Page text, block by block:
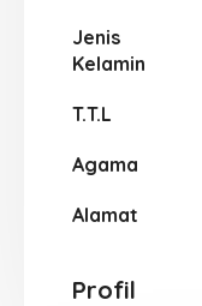
Jenis
Kelamin
T.T.L
Agama
Alamat
Profil